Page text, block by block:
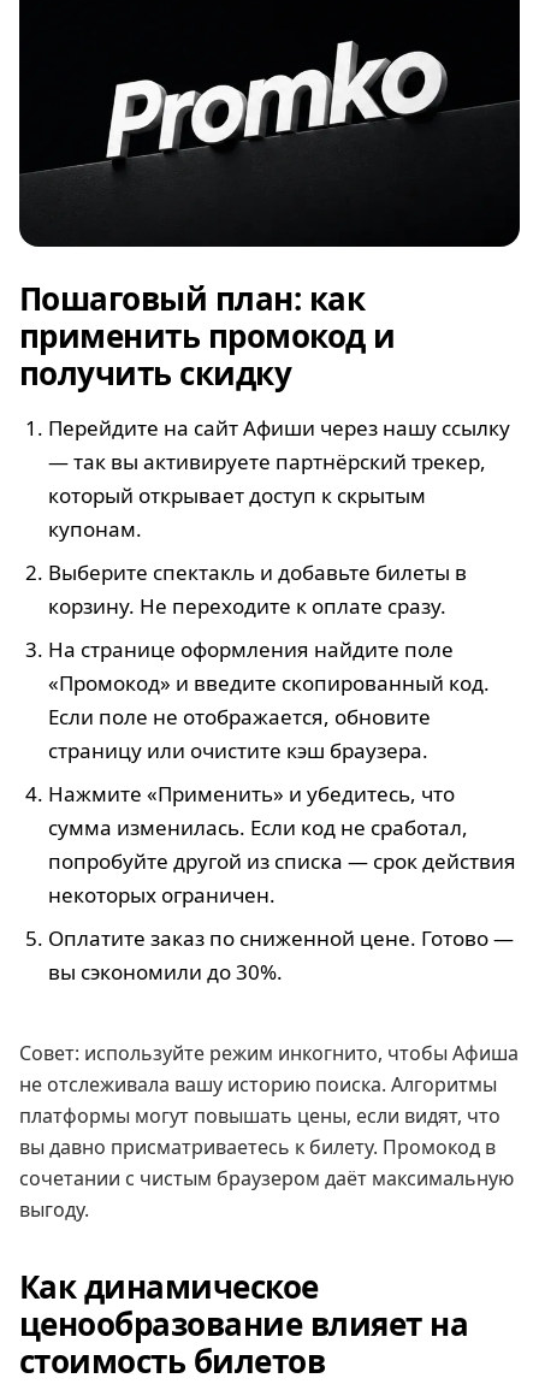
Пошаговый план: как
применить промокод и
получить скидку
Перейдите на сайт Афиши через нашу ссылку
— так вы активируете партнёрский трекер,
который открывает доступ к скрытым
купонам.
Выберите спектакль и добавьте билеты в
корзину. Не переходите к оплате сразу.
На странице оформления найдите поле
«Промокод» и введите скопированный код.
Если поле не отображается, обновите
страницу или очистите кэш браузера.
Нажмите «Применить» и убедитесь, что
сумма изменилась. Если код не сработал,
попробуйте другой из списка — срок действия
некоторых ограничен.
Оплатите заказ по сниженной цене. Готово —
вы сэкономили до 30%.
Совет: используйте режим инкогнито, чтобы Афиша
не отслеживала вашу историю поиска. Алгоритмы
платформы могут повышать цены, если видят, что
вы давно присматриваетесь к билету. Промокод в
сочетании с чистым браузером даёт максимальную
выгоду.
Как динамическое
ценообразование влияет на
стоимость билетов